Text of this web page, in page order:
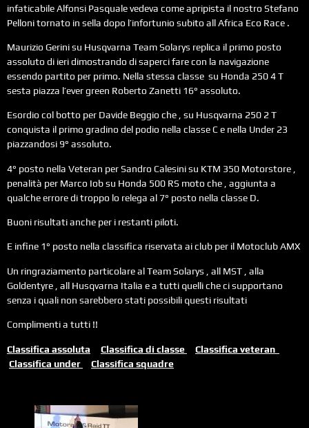
infaticabile Alfonsi Pasquale vedeva come apripista il nostro Stefano
Pelloni tornato in sella dopo l’infortunio subito all Africa Eco Race .
Maurizio Gerini su Husqvarna Team Solarys replica il primo posto
assoluto di ieri dimostrando di saperci fare con la navigazione
essendo partito per primo. Nella stessa classe su Honda 250 4 T
sesta piazza l’ever green Roberto Zanetti 16° assoluto.
Esordio col botto per Davide Beggio che , su Husqvarna 250 2 T
conquista il primo gradino del podio nella classe C e nella Under 23
piazzandosi 9° assoluto.
4° posto nella Veteran per Sandro Calesini su KTM 350 Motorstore ,
penalità per Marco Iob su Honda 500 RS moto che , aggiunta a
qualche errore di troppo lo relega al 7° posto nella classe D.
Buoni risultati anche per i restanti piloti.
E infine 1° posto nella classifica riservata ai club per il Motoclub AMX
Un ringraziamento particolare al Team Solarys , all MST , alla
Goldentyre , all Husqvarna Italia e a tutti quelli che ci supportano
senza i quali non sarebbero stati possibili questi risultati
Complimenti a tutti !!
Classifica assoluta Classifica di classe
Classifica veteran
Classifica under
Classifica squadre